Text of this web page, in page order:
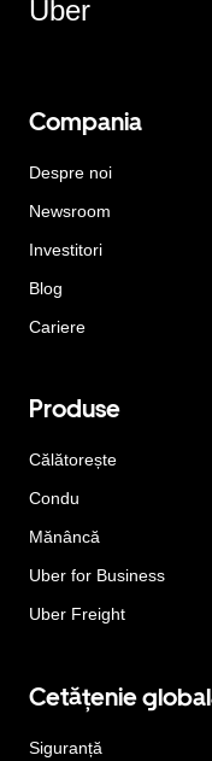
Uber
Compania
Despre noi
Newsroom
Investitori
Blog
Cariere
Produse
Călătorește
Condu
Mănâncă
Uber for Business
Uber Freight
Cetățenie
Siguranță